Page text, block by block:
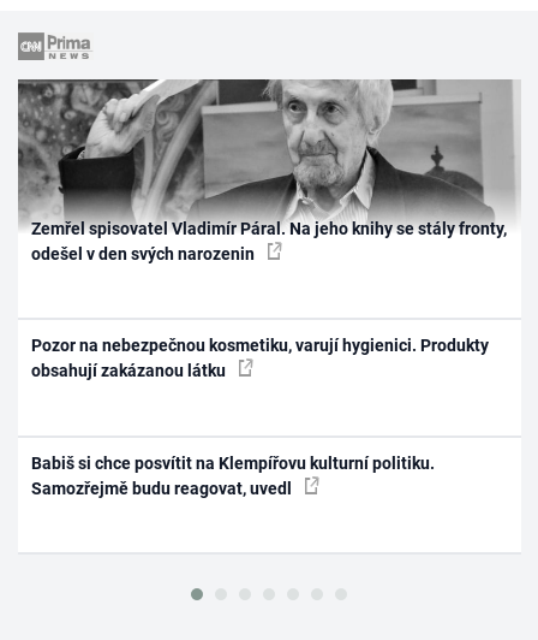
Zemřel spisovatel Vladimír Páral. Na jeho knihy se stály fronty,
odešel v den svých narozenin
Pozor na nebezpečnou kosmetiku, varují hygienici. Produkty
obsahují zakázanou látku
Babiš si chce posvítit na Klempířovu kulturní politiku.
Samozřejmě budu reagovat, uvedl